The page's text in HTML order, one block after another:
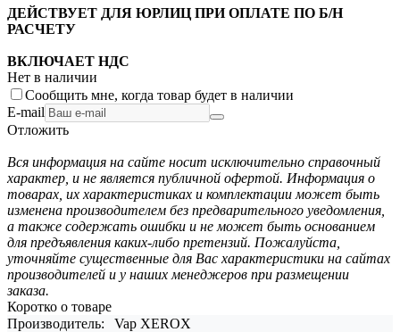
ДЕЙСТВУЕТ ДЛЯ ЮРЛИЦ ПРИ ОПЛАТЕ ПО Б/Н
РАСЧЕТУ
ВКЛЮЧАЕТ НДС
Нет в наличии
Сообщить мне, когда товар будет в наличии
E-mail
Отложить
Вся информация на сайте носит исключительно справочный
характер, и не является публичной офертой. Информация о
товарах, их характеристиках и комплектации может быть
изменена производителем без предварительного уведомления,
а также содержать ошибки и не может быть основанием
для предъявления каких-либо претензий. Пожалуйста,
уточняйте существенные для Вас характеристики на сайтах
производителей и у наших менеджеров при размещении
заказа.
Коротко о товаре
Производитель:
Vap XEROX